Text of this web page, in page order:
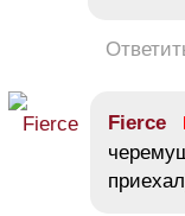
Fierce